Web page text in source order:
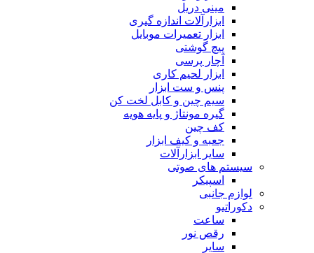
مینی دریل
ابزارآلات اندازه گیری
ابزار تعمیرات موبایل
پیچ گوشتی
آچار پرسی
ابزار لحیم کاری
پنس و ست ابزار
سیم چین و کابل لخت کن
گیره مونتاژ و پایه هویه
کف چین
جعبه و کیف ابزار
سایر ابزارآلات
سیستم های صوتی
اسپیکر
لوازم جانبی
دکوراتیو
ساعت
رقص نور
سایر